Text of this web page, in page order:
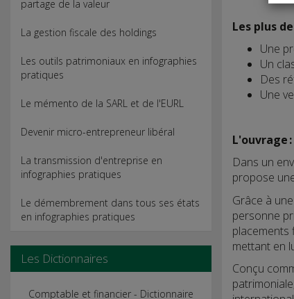
partage de la valeur
La gestion fiscale des holdings
Les outils patrimoniaux en infographies
pratiques
Le mémento de la SARL et de l'EURL
Devenir micro-entrepreneur libéral
La transmission d'entreprise en
infographies pratiques
Le démembrement dans tous ses états
en infographies pratiques
Les Dictionnaires
Comptable et financier - Dictionnaire
Les plus
Une
Un
Des
Une
L'ouvrage :
Dans un
propose
Grâce à
personne
placements
mettant en
Conçu